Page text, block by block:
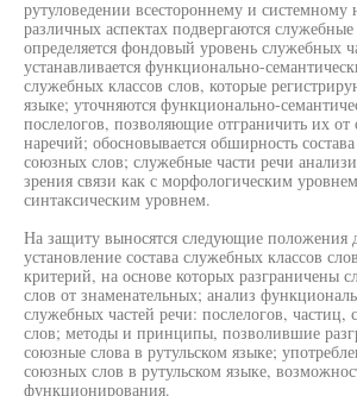
рутуловедении всестороннему и системному
различных аспектах подвергаются
определяется фондовый уровень служебных
устанавливается функционально-
служебных классов слов, которые
языке; уточняются функционально-
послелогов, позволяющие отграничить их
наречий; обосновывается обширность
союзных слов; служебные части речи
зрения связи как с морфологическим
синтаксическим уровнем.
На защиту выносятся следующие положения
установление состава служебных классов
критерий, на основе которых разграничены
слов от знаменательных; анализ
служебных частей речи: послелогов,
слов; методы и принципы, позволившие
союзные слова в рутульском языке;
союзных слов в рутульском языке,
функционирования.